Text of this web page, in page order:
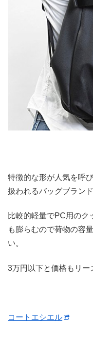
特徴的な形が人気を呼
扱われるバッグブランド
比較的軽量でPC用のク
も膨らむので荷物の容
い。
3万円以下と価格もリー
コートエシエル